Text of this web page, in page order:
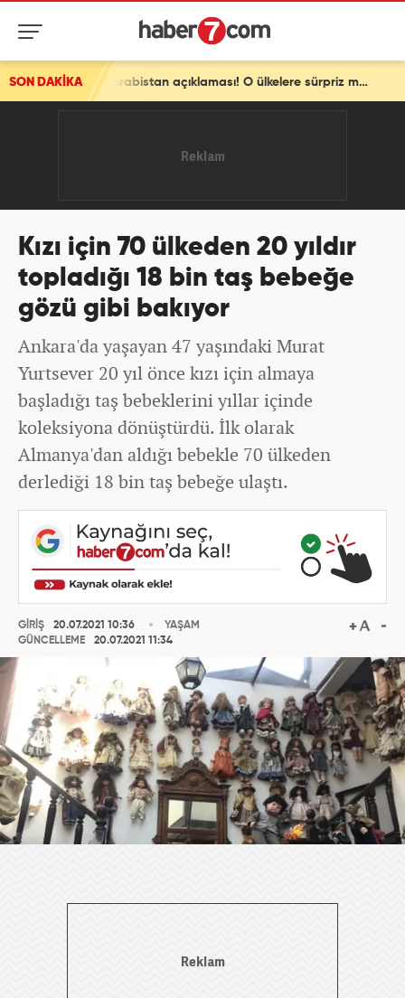
SON DAKİKA Pakistan'dan son dakika Türkiye ve Suudi Arabistan açıklaması! O ülkelere sürpriz mesaj
Kızı için 70 ülkeden 20 yıldır
topladığı 18 bin taş bebeğe
gözü gibi bakıyor
Ankara'da yaşayan 47 yaşındaki Murat
Yurtsever 20 yıl önce kızı için almaya
başladığı taş bebeklerini yıllar içinde
koleksiyona dönüştürdü. İlk olarak
Almanya'dan aldığı bebekle 70 ülkeden
derlediği 18 bin taş bebeğe ulaştı.
GİRİŞ
20.07.2021 10:36
GÜNCELLEME
20.07.2021 11:34
YAŞAM